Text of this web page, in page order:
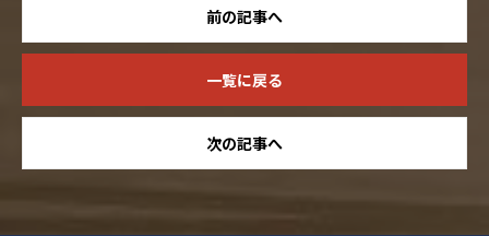
前の記事へ
一覧に戻る
次の記事へ